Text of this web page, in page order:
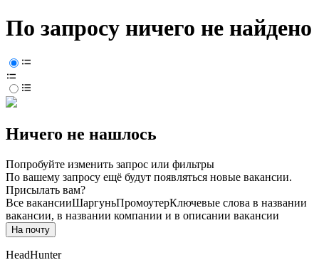
По запросу ничего не найдено
Ничего не нашлось
Попробуйте изменить запрос или фильтры
По вашему запросу ещё будут появляться новые вакансии.
Присылать вам?
Все вакансииШаргуньПромоутерКлючевые слова в названии
вакансии, в названии компании и в описании вакансии
На почту
HeadHunter